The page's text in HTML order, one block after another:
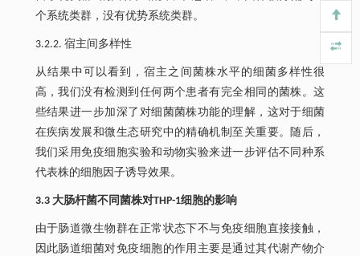
个系统类群，没有优势系统类群。
3.2.2. 宿主间多样性
从结果中可以看到，宿主之间菌株水平的细菌多样性很
高，我们没有检测到任何两个患者有完全相同的菌株。这
些结果进一步加深了对细菌菌株功能的理解，这对于细菌
在疾病发展和微生态研究中的精确机制至关重要。随后，
我们采用免疫细胞实验和动物实验来进一步评估不同种系
代表株的细胞因子诱导效果。
3.3 大肠杆菌不同菌株对THP-1细胞的影响
由于肠道微生物群在正常状态下不与免疫细胞直接接触，
因此肠道细菌对免疫细胞的作用主要是通过其代谢产物介